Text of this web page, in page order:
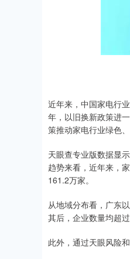
近年来，中国家电行
年，以旧换新政策进
策推动家电行业绿色
天眼查专业版数据显
趋势来看，近年来，
161.2万家。
从地域分布看，广东
其后，企业数量均超过
此外，通过天眼风险